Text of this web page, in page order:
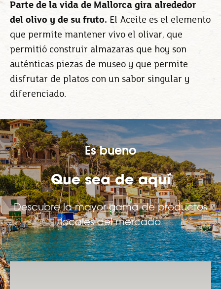
Parte de la vida de Mallorca gira alrededor
del olivo y de su fruto. El Aceite es el elemento
que permite mantener vivo el olivar, que
permitió construir almazaras que hoy son
auténticas piezas de museo y que permite
disfrutar de platos con un sabor singular y
diferenciado.
Es bueno
Que sea de aquí
Descubre la mayor gama de productos
locales del mercado